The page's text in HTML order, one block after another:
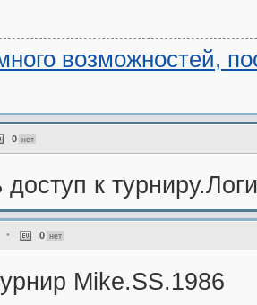
возможностей,
0 нет
к
• 0 нет
Mike.SS.1986